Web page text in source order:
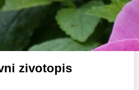
zivotopis